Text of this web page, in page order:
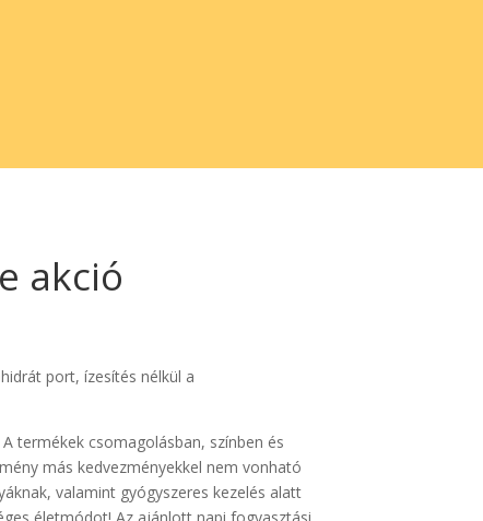
akció
port, ízesítés nélkül a
termékek csomagolásban, színben és
más kedvezményekkel nem vonható
valamint gyógyszeres kezelés alatt